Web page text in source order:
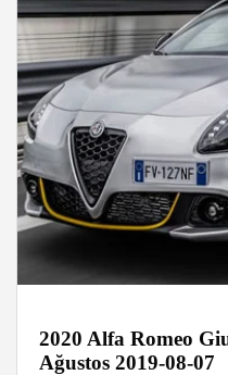
2020 Alfa Romeo
Ağustos 2019-08-07